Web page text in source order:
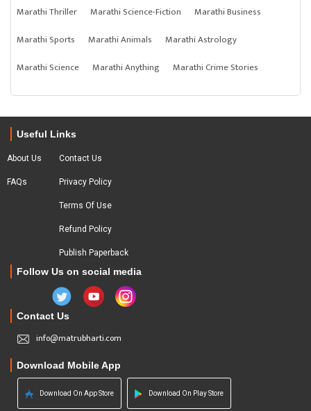
Marathi Thriller
Marathi Science-Fiction
Marathi Business
Marathi Sports
Marathi Animals
Marathi Astrology
Marathi Science
Marathi Anything Marathi Crime Stories
Useful Links
About Us
FAQs
Contact Us
Privacy Policy
Terms Of Use
Refund Policy
Publish Paperback
Follow Us on social media
Contact Us
info@matrubharti.com
Download Mobile App
Download On App Store Download On Play Store